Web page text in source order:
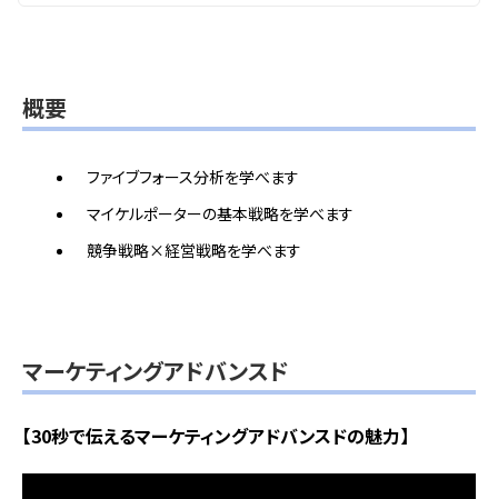
概要
ファイブフォース分析を学べます
マイケルポーターの基本戦略を学べます
競争戦略×経営戦略を学べます
マーケティングアドバンスド
【30秒で伝えるマーケティングアドバンスドの魅力】